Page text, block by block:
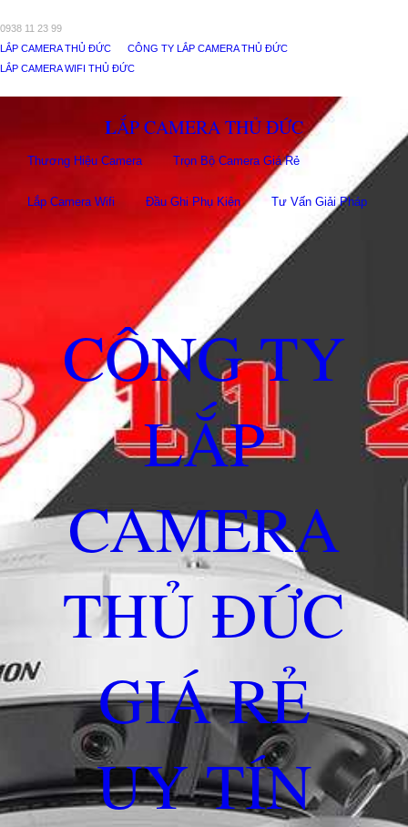
0938 11 23 99
LẮP CAMERA THỦ ĐỨC
CÔNG TY LẮP CAMERA THỦ ĐỨC
LẮP CAMERA WIFI THỦ ĐỨC
LẮP CAMERA THỦ ĐỨC
Thương Hiệu Camera Trọn Bộ Camera Giá Rẻ
Lắp Camera Wifi Đầu Ghi Phụ Kiên Tư Vấn Giải Pháp
CÔNG TY
LẮP
CAMERA
THỦ ĐỨC
GIÁ RẺ
UY TÍN